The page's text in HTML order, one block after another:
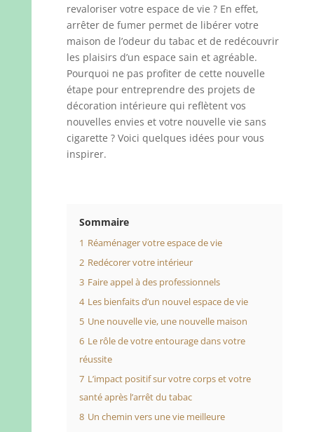
revaloriser votre espace de vie ? En effet,
arrêter de fumer permet de libérer votre
maison de l’odeur du tabac et de redécouvrir
les plaisirs d’un espace sain et agréable.
Pourquoi ne pas profiter de cette nouvelle
étape pour entreprendre des projets de
décoration intérieure qui reflètent vos
nouvelles envies et votre nouvelle vie sans
cigarette ? Voici quelques idées pour vous
inspirer.
Sommaire
1 Réaménager votre espace de vie
2 Redécorer votre intérieur
3 Faire appel à des professionnels
4 Les bienfaits d’un nouvel espace de vie
5 Une nouvelle vie, une nouvelle maison
6 Le rôle de votre entourage dans votre
réussite
7 L’impact positif sur votre corps et votre
santé après l’arrêt du tabac
8 Un chemin vers une vie meilleure